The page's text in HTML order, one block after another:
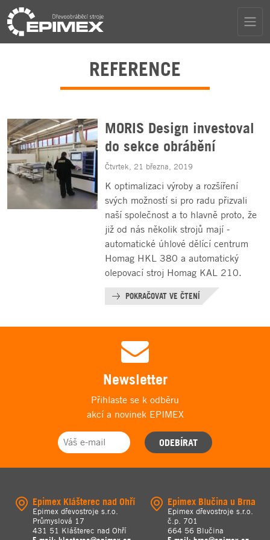
REFERENCE
MORIS Design investoval
do sekce obrábění
Čtvrtek, 21 března, 2019
K optimalizaci výroby a rozšíření
svých možností si pro radu přizvali
naší společnost a to hlavně proto, že
již od nás několik strojů mají -
automatické úhlové dělící centrum
Homag HKL 380 a automatický
olepovací stroj Homag KAL 210.
POKRAČOVAT VE ČTENÍ
Newsletter
Přihlaste se k odběru
akcí a novinek EPIMEX
ODEBÍRAT
Epimex Klášterec nad Ohří
Epimex dřevostroje s.r.o.
Průmyslová 17
431 51 Klášterec nad Ohří
Epimex Blučina u Brna
Epimex dřevostroje s.r.o.
č.p. 701
664 56 Blučina